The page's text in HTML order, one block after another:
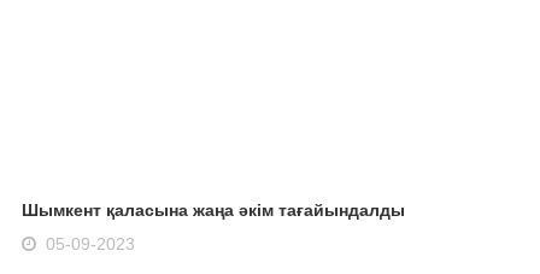
Шымкент қаласына жаңа әкім тағайындалды
05-09-2023